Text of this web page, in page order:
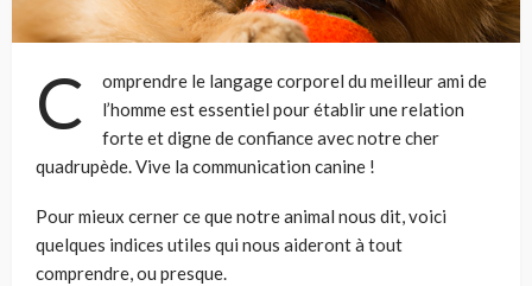
C
omprendre le langage corporel du meilleur ami de
l’homme est essentiel pour établir une relation
forte et digne de confiance avec notre cher
quadrupède. Vive la communication canine !
Pour mieux cerner ce que notre animal nous dit, voici
quelques indices utiles qui nous aideront à tout
comprendre, ou presque.